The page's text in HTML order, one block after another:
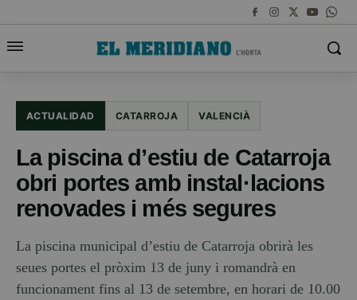
ACTUALIDAD CATARROJA VALENCIÀ
La piscina d’estiu de Catarroja
obri portes amb instal·lacions
renovades i més segures
La piscina municipal d’estiu de Catarroja obrirà les
seues portes el pròxim 13 de juny i romandrà en
funcionament fins al 13 de setembre, en horari de 10.00